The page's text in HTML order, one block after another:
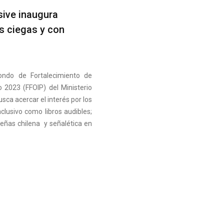
inaugura
ciegas y con
de Fortalecimiento de
(FFOIP) del Ministerio
acercar el interés por los
como libros audibles;
chilena y señalética en